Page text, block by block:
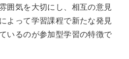
囲気を大切にし、相互の意見
よって学習課程で新たな発見
いるのが参加型学習の特徴で